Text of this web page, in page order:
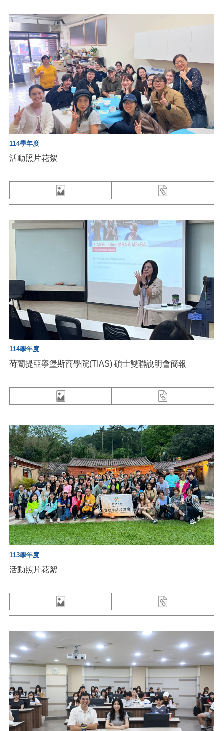
114學年度
活動照片花絮
114學年度
荷蘭提亞寧堡斯商學院(TIAS) 碩士雙聯說明會簡報
113學年度
活動照片花絮